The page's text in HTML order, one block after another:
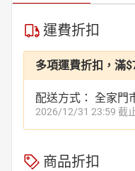
女裝
日本購物 電子/紙
HOT
運費折扣
多項運費折扣，滿
配送方式： 全家門
2026/12/31 23:59 截
商品折扣